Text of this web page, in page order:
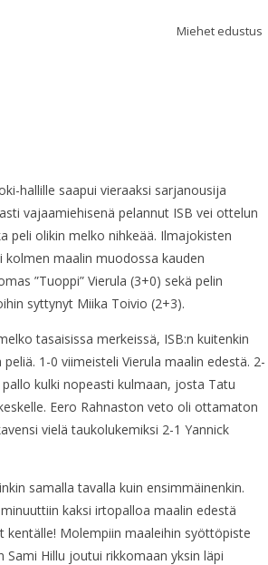
Miehet edustus
hallille saapui vieraaksi sarjanousija
vajaamiehisenä pelannut ISB vei ottelun
peli olikin melko nihkeää. Ilmajokisten
kolmen maalin muodossa kauden
”Tuoppi” Vierula (3+0) sekä pelin
syttynyt Miika Toivio (2+3).
tasaisissa merkeissä, ISB:n kuitenkin
1-0 viimeisteli Vierula maalin edestä. 2-
kulki nopeasti kulmaan, josta Tatu
Eero Rahnaston veto oli ottamaton
vielä taukolukemiksi 2-1 Yannick
samalla tavalla kuin ensimmäinenkin.
kaksi irtopalloa maalin edestä
kentälle! Molempiin maaleihin syöttöpiste
Sami Hillu joutui rikkomaan yksin läpi